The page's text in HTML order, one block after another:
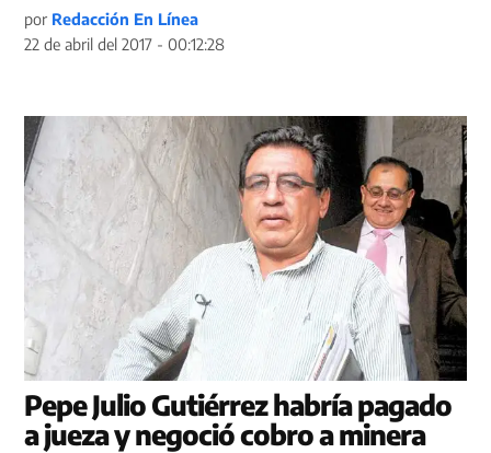
por Redacción En Línea
22 de abril del 2017 - 00:12:28
Pepe Julio Gutiérrez habría pagado
a jueza y negoció cobro a minera